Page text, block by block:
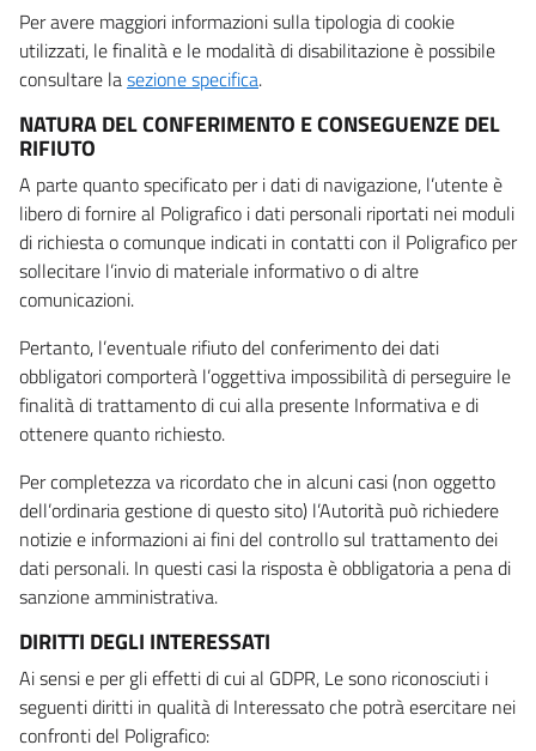
Per avere maggiori informazioni sulla tipologia di cookie
utilizzati, le finalità e le modalità di disabilitazione è possibile
consultare lasezione specifica.
NATURA DEL CONFERIMENTO E CONSEGUENZE DEL
RIFIUTO
A parte quanto specificato per i dati di navigazione, l’utente è
libero di fornire al Poligrafico i dati personali riportati nei moduli
di richiesta o comunque indicati in contatti con il Poligrafico per
sollecitare l’invio di materiale informativo o di altre
comunicazioni.
Pertanto, l’eventuale rifiuto del conferimento dei dati
obbligatori comporterà l’oggettiva impossibilità di perseguire le
finalità di trattamento di cui alla presente Informativa e di
ottenere quanto richiesto.
Per completezza va ricordato che in alcuni casi (non oggetto
dell’ordinaria gestione di questo sito) l’Autorità può richiedere
notizie e informazioni ai fini del controllo sul trattamento dei
dati personali. In questi casi la risposta è obbligatoria a pena di
sanzione amministrativa.
DIRITTI DEGLI INTERESSATI
Ai sensi e per gli effetti di cui al GDPR, Le sono riconosciuti i
seguenti diritti in qualità di Interessato che potrà esercitare nei
confronti del Poligrafico: